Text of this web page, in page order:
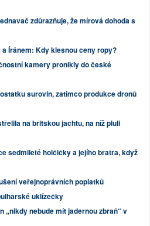
zdůrazňuje, že mírová dohoda s
a Íránem: Kdy klesnou ceny ropy?
kamery pronikly do české
surovin, zatímco produkce dronů
na britskou jachtu, na níž pluli
sedmileté holčičky a jejího bratra, když
veřejnoprávních poplatků
uklízečky
„nikdy nebude mít jadernou zbraň“ v